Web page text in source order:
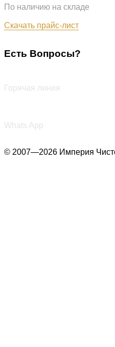
По наличию на складе
Скачать прайс-лист
Есть Вопросы?
Горячая линия
Whats App
© 2007—2026 Империя